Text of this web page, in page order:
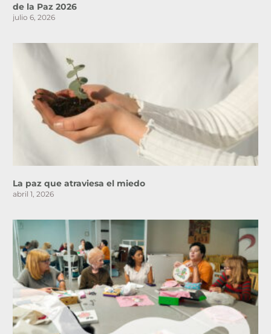
de la Paz 2026
julio 6, 2026
La paz que atraviesa el miedo
abril 1, 2026